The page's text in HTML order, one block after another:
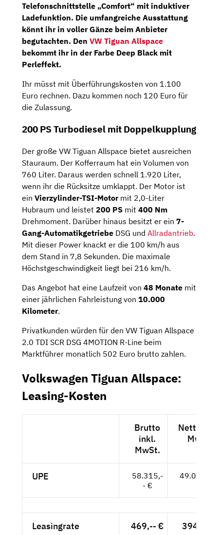
Telefonschnittstelle „Comfort“ mit induktiver
Ladefunktion. Die umfangreiche Ausstattung
könnt ihr in voller Gänze beim Anbieter
begutachten. Den VW Tiguan Allspace
bekommt ihr in der Farbe Deep Black mit
Perleffekt.
Ihr müsst mit Überführungskosten von 1.100
Euro rechnen. Dazu kommen noch 120 Euro für
die Zulassung.
200 PS Turbodiesel mit Doppelkupplung
Der große VW Tiguan Allspace bietet ausreichen
Stauraum. Der Kofferraum hat ein Volumen von
760 Liter. Daraus werden schnell 1.920 Liter,
wenn ihr die Rücksitze umklappt. Der Motor ist
ein Vierzylinder-TSI-Motormit 2,0-Liter
Hubraum und leistet 200 PS mit 400 Nm
Drehmoment. Darüber hinaus besitzt er ein 7-
Gang-Automatikgetriebe DSG und Allradantrieb.
Mit dieser Power knackt er die 100 km/h aus
dem Stand in 7,8 Sekunden. Die maximale
Höchstgeschwindigkeit liegt bei 216 km/h.
Das Angebot hat eine Laufzeit von 48 Monate mit
einer jährlichen Fahrleistung von 10.000
Kilometer.
Privatkunden würden für den VW Tiguan Allspace
2.0 TDI SCR DSG 4MOTION R-Line beim
Marktführer monatlich 502 Euro brutto zahlen.
Volkswagen Tiguan Allspace:
Leasing-Kosten
Brutto
inkl.
MwSt.
Netto
MwSt.
UPE
58.315,-
- €
49.004,--
Leasingrate 469,-- € 394,12 €